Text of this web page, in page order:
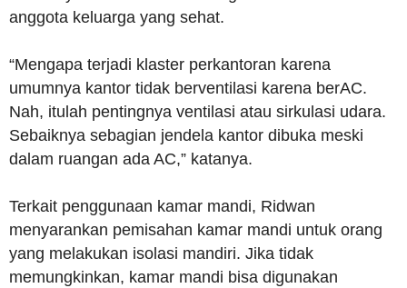
anggota keluarga yang sehat.
“Mengapa terjadi klaster perkantoran karena
umumnya kantor tidak berventilasi karena berAC.
Nah, itulah pentingnya ventilasi atau sirkulasi udara.
Sebaiknya sebagian jendela kantor dibuka meski
dalam ruangan ada AC,” katanya.
Terkait penggunaan kamar mandi, Ridwan
menyarankan pemisahan kamar mandi untuk orang
yang melakukan isolasi mandiri. Jika tidak
memungkinkan, kamar mandi bisa digunakan